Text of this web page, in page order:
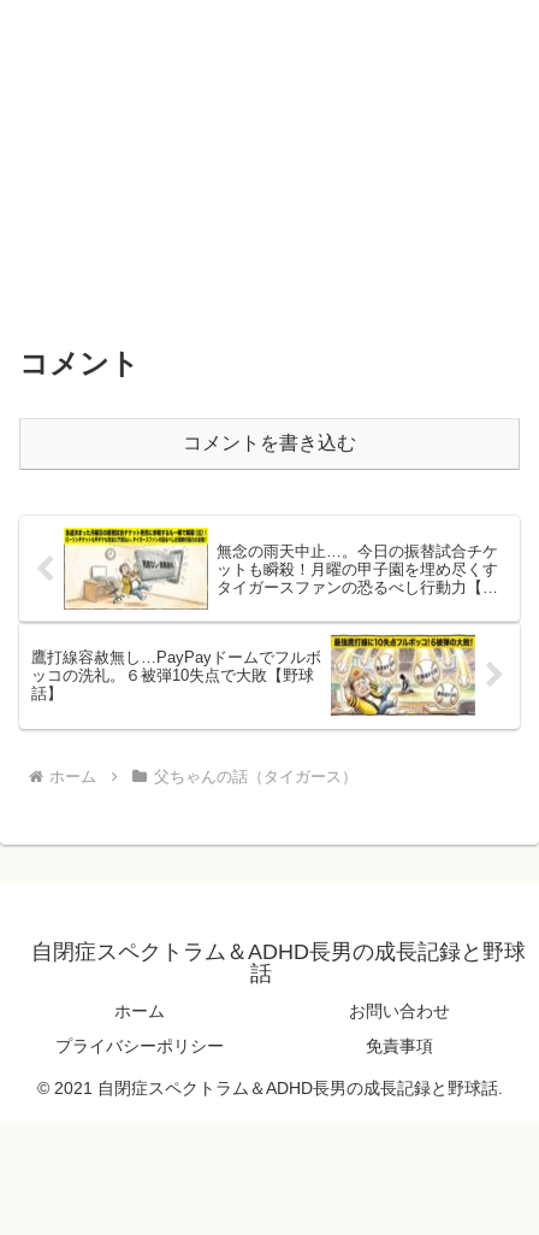
コメント
コメントを書き込む
無念の雨天中止…。今日の振替試合チケ
ットも瞬殺！月曜の甲子園を埋め尽くす
タイガースファンの恐るべし行動力【野
​鷹打線容赦無し…PayPayドームでフルボ
ッコの洗礼。６被弾10失点で大敗【野球
話】
ホーム 父ちゃんの話（タイガース）
自閉症スペクトラム＆ADHD長男の成長記録と野球
話
ホーム
お問い合わせ
プライバシーポリシー
免責事項
© 2021 自閉症スペクトラム＆ADHD長男の成長記録と野球話.